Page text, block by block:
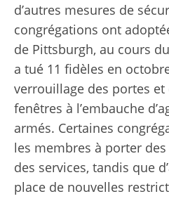
d’autres mesures de
congrégations ont
de Pittsburgh, au cours
a tué 11 fidèles en
verrouillage des portes
fenêtres à l’embauche
armés. Certaines
les membres à porter
des services, tandis que
place de nouvelles